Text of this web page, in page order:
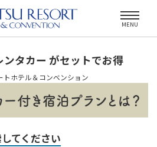
MENU
ンタカー がセットでお得
トホテル＆コンベンション
てください